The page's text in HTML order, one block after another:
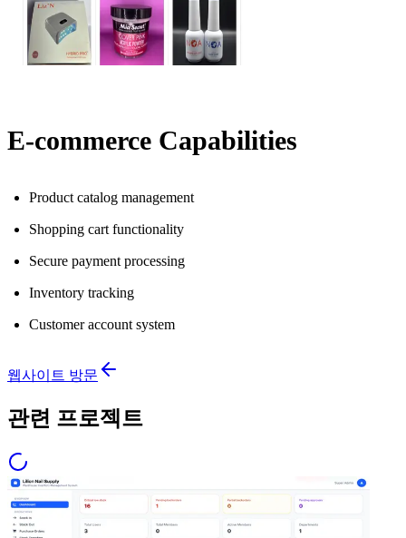
E-commerce Capabilities
Product catalog management
Shopping cart functionality
Secure payment processing
Inventory tracking
Customer account system
웹사이트 방문
관련 프로젝트